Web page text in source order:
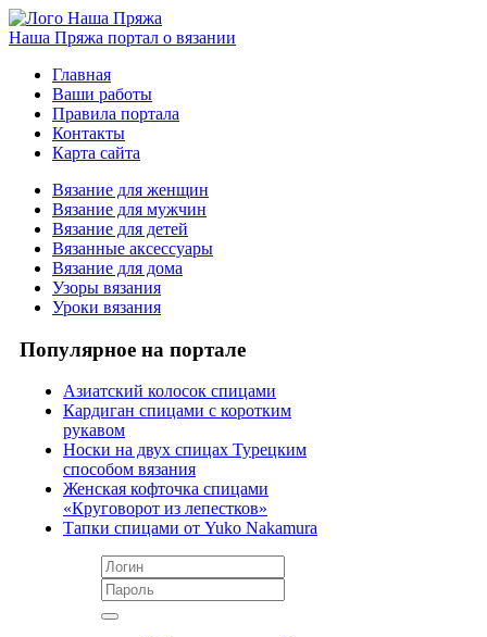
Наша Пряжа портал о вязании
Главная
Ваши работы
Правила портала
Контакты
Карта сайта
Вязание для женщин
Вязание для мужчин
Вязание для детей
Вязанные аксессуары
Вязание для дома
Узоры вязания
Уроки вязания
Популярное на портале
Азиатский колосок спицами
Кардиган спицами с коротким
рукавом
Носки на двух спицах Турецким
способом вязания
Женская кофточка спицами
«Круговорот из лепестков»
Тапки спицами от Yuko Nakamura